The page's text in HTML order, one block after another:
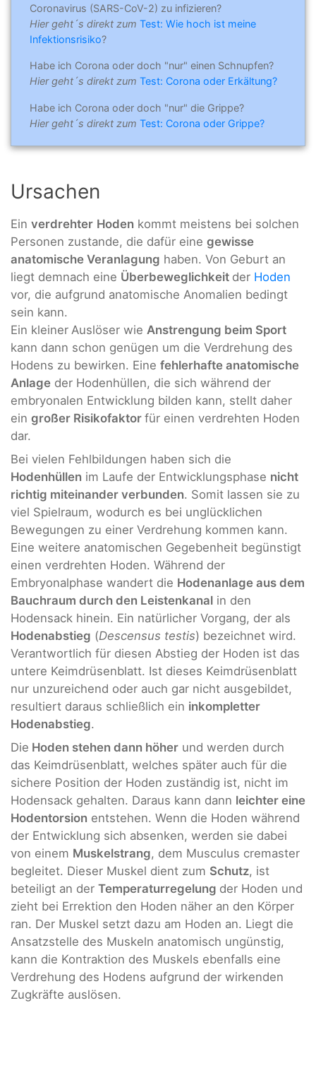
Coronavirus (SARS-CoV-2) zu infizieren?
Hier geht´s direkt zum Test: Wie hoch ist meine
Infektionsrisiko?
Habe ich Corona oder doch "nur" einen Schnupfen?
Hier geht´s direkt zum Test: Corona oder Erkältung?
Habe ich Corona oder doch "nur" die Grippe?
Hier geht´s direkt zum Test: Corona oder Grippe?
Ursachen
Ein verdrehter Hoden kommt meistens bei solchen
Personen zustande, die dafür eine gewisse
anatomische Veranlagung haben. Von Geburt an
liegt demnach eine Überbeweglichkeit der Hoden
vor, die aufgrund anatomische Anomalien bedingt
sein kann.
Ein kleiner Auslöser wie Anstrengung beim Sport
kann dann schon genügen um die Verdrehung des
Hodens zu bewirken. Eine fehlerhafte anatomische
Anlage der Hodenhüllen, die sich während der
embryonalen Entwicklung bilden kann, stellt daher
ein großer Risikofaktor für einen verdrehten Hoden
dar.
Bei vielen Fehlbildungen haben sich die
Hodenhüllen im Laufe der Entwicklungsphase nicht
richtig miteinander verbunden. Somit lassen sie zu
viel Spielraum, wodurch es bei unglücklichen
Bewegungen zu einer Verdrehung kommen kann.
Eine weitere anatomischen Gegebenheit begünstigt
einen verdrehten Hoden. Während der
Embryonalphase wandert die Hodenanlage aus dem
Bauchraum durch den Leistenkanal in den
Hodensack hinein. Ein natürlicher Vorgang, der als
Hodenabstieg (Descensus testis) bezeichnet wird.
Verantwortlich für diesen Abstieg der Hoden ist das
untere Keimdrüsenblatt. Ist dieses Keimdrüsenblatt
nur unzureichend oder auch gar nicht ausgebildet,
resultiert daraus schließlich ein inkompletter
Hodenabstieg.
Die Hoden stehen dann höher und werden durch
das Keimdrüsenblatt, welches später auch für die
sichere Position der Hoden zuständig ist, nicht im
Hodensack gehalten. Daraus kann dann leichter eine
Hodentorsion entstehen. Wenn die Hoden während
der Entwicklung sich absenken, werden sie dabei
von einem Muskelstrang, dem Musculus cremaster
begleitet. Dieser Muskel dient zum Schutz, ist
beteiligt an der Temperaturregelung der Hoden und
zieht bei Errektion den Hoden näher an den Körper
ran. Der Muskel setzt dazu am Hoden an. Liegt die
Ansatzstelle des Muskeln anatomisch ungünstig,
kann die Kontraktion des Muskels ebenfalls eine
Verdrehung des Hodens aufgrund der wirkenden
Zugkräfte auslösen.